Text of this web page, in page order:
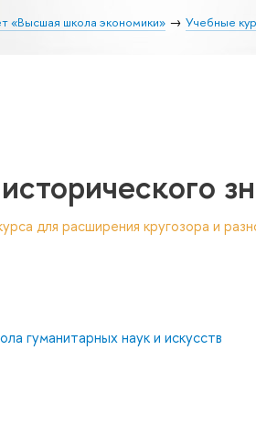
«Высшая школа экономики» Учебные
для расширения кругозора и
гуманитарных наук и искусств